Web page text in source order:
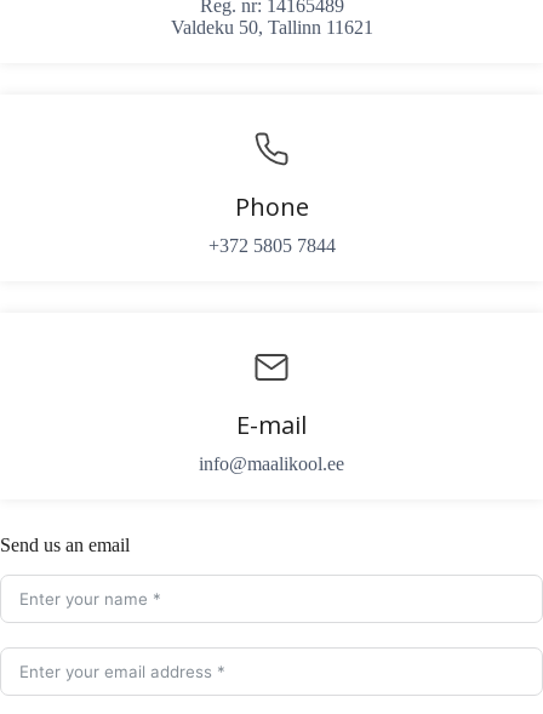
Reg. nr: 14165489
Valdeku 50, Tallinn 11621
Phone
+372 5805 7844
E-mail
info@maalikool.ee
Send us an email